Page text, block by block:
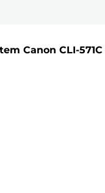
Canon CLI-571C